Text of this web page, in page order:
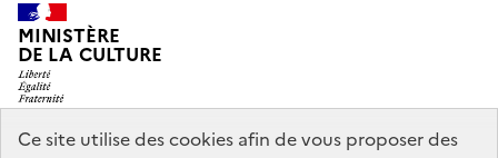
Ce site utilise des cookies afin de vous proposer des
MINISTÈRE
DE LA CULTURE